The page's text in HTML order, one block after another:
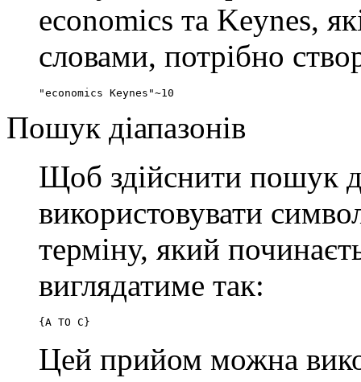
economics та Keynes,
словами, потрібно
"economics Keynes"~10
Пошук діапазонів
Щоб здійснити пошук
використовувати
терміну, який
виглядатиме так:
{A TO C}
Цей прийом можна